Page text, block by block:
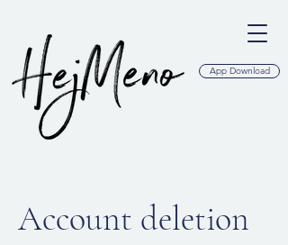
App Download
Account deletion